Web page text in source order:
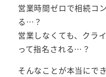
営業時間ゼロで相続コ
る…？
営業しなくても、クラ
って指名される…？
そんなことが本当にで